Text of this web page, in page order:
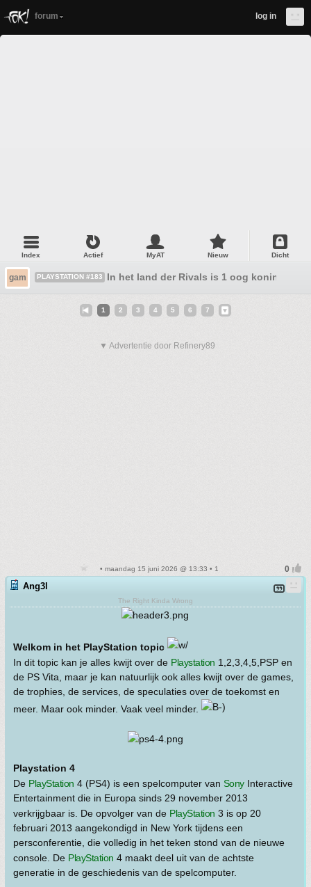
forum log in
Index Actief MyAT Nieuw Dicht
gam PLAYSTATION #183 In het land der Rivals is 1 oog koning!
1 2 3 4 5 6 7
▼ Advertentie door Refinery89
• maandag 15 juni 2026 @ 13:33 • 1
Ang3l
The Right Kinda Wrong
Welkom in het PlayStation topic
In dit topic kan je alles kwijt over de Playstation 1,2,3,4,5,PSP en
de PS Vita, maar je kan natuurlijk ook alles kwijt over de games,
de trophies, de services, de speculaties over de toekomst en
meer. Maar ook minder. Vaak veel minder.
Playstation 4
De PlayStation 4 (PS4) is een spelcomputer van SonyInteractive
Entertainment die in Europa sinds 29 november 2013
verkrijgbaar is. De opvolger van de PlayStation 3 is op 20
februari 2013 aangekondigd in New York tijdens een
persconferentie, die volledig in het teken stond van de nieuwe
console. De PlayStation 4 maakt deel uit van de achtste
generatie in de geschiedenis van de spelcomputer.